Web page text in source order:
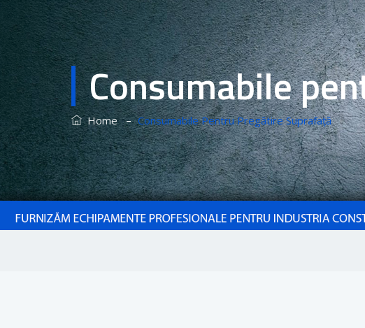
Consumabile
Home–Consumabile Pentru Pregătire Suprafață